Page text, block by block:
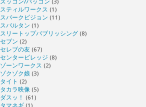
スティルワークス (1)
スパークビジョン (11)
スパルタン (1)
スリートップパブリッシング (8)
セブン (2)
セレブの友 (67)
センタービレッジ (8)
ゾーンワークス (2)
ゾクゾク娘 (3)
タイト (2)
タカラ映像 (5)
ダスッ！ (61)
タマネギ (1)